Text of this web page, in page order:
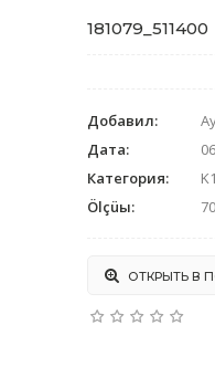
181079_511400
Добавил:
Дата:
Категория:
Ölçüы:
ОТКРЫТЬ В